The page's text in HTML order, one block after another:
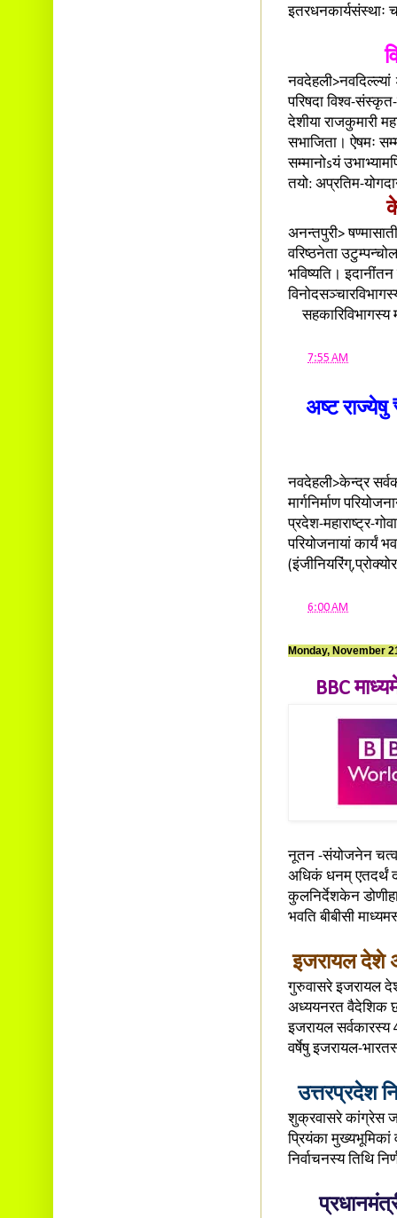
इतरधनकार्यसंस्थाः
परिषदा विश्व-
देशीया राजकुमारी
सभाजिता। ऐषमः
सम्मानोsयं
तयो: अप्रतिम-
अनन्तपुरी>
वरिष्ठनेता
भविष्यति।
सहकारिविभागस्य
7:55 AM
अष्ट राज्येषु
नवदेहली>केन्द्र
मार्गनिर्माण
प्रदेश-महाराष्ट्र-
परियोजनायां कार्यं
6:00 AM
Monday, November
BBC
नूतन -संयोजनेन
अधिकं धनम् एतदर्थं
कुलनिर्देशकेन
भवति बीबीसी
इजरायल देशे
गुरुवासरे इजरायल
अध्ययनरत वैदेशिक
इजरायल
वर्षेषु इजरायल-
उत्तरप्रदेश
शुक्रवासरे कांग्रेस
प्रियंका मुख्यभूमिकां
निर्वाचनस्य तिथि